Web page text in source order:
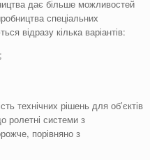
дає більше можливостей
спеціальних
відразу кілька варіантів:
технічних рішень для об’єктів
ролетні системи з
порівняно з